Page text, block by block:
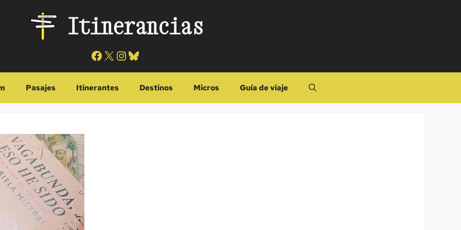
Itinerancias
Facebook
X Instagram
Bluesky
Pasajes Itinerantes Destinos Micros Guía de viaje